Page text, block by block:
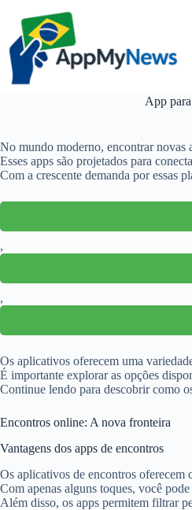
conteúdo
App
No mundo moderno, encontrar novas
Esses apps são projetados para
Com a crescente demanda por essas
,
,
Os aplicativos oferecem uma
É importante explorar as opções
Continue lendo para descobrir como
Encontros online: A nova fronteira
Vantagens dos apps de encontros
Os aplicativos de encontros oferecem
Com apenas alguns toques, você
Além disso, os apps permitem filtrar